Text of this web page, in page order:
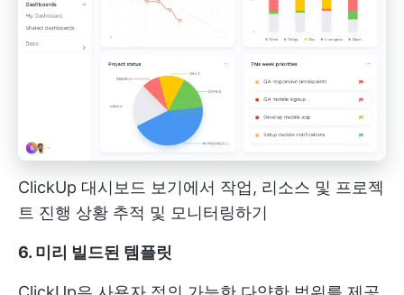
ClickUp 대시보드 보기에서 작업, 리소스 및 프로젝
트 진행 상황 추적 및 모니터링하기
6. 미리 빌드된 템플릿